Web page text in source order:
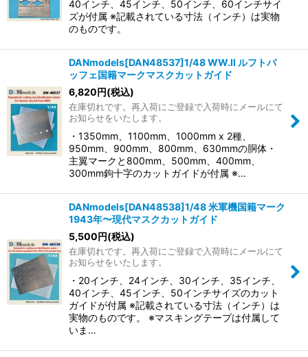
40インチ、45インチ、50インチ、60インチサイ
ズが付属 ※記載されている寸法（インチ）は実物
のものです。
DANmodels[DAN48537]1/48 WW.II ルフトバ
ッフェ国籍マークマスクカットガイド
6,820円(税込)
在庫切れです。再入荷にご登録で入荷時にメールにて
お知らせをいたします。
・1350mm、1100mm、1000mm x 2種、
950mm、900mm、800mm、630mmの胴体・
主翼マークと800mm、500mm、400mm、
300mm鉤十字のカットガイドが付属 ※…
DANmodels[DAN48538]1/48 米軍機国籍マーク
1943年〜現代マスクカットガイド
5,500円(税込)
在庫切れです。再入荷にご登録で入荷時にメールにて
お知らせをいたします。
・20インチ、24インチ、30インチ、35インチ、
40インチ、45インチ、50インチサイズのカット
ガイドが付属 ※記載されている寸法（インチ）は
実物のものです。 ※マスキングテープは付属して
いま…